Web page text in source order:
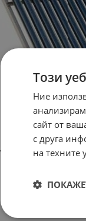
Този
Ние
сайт от
с друга
на техните